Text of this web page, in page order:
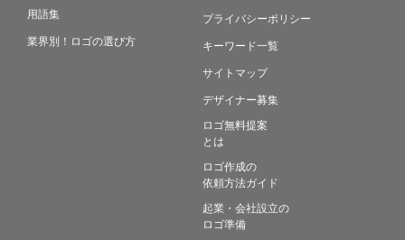
用語集
業界別！ロゴの選び方
プライバシーポリシー
キーワード一覧
サイトマップ
デザイナー募集
ロゴ無料提案
とは
ロゴ作成の
依頼方法ガイド
起業・会社設立の
ロゴ準備